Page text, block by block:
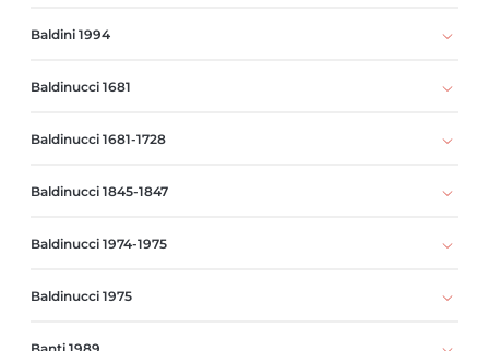
Baldini 1994
Baldinucci 1681
Baldinucci 1681-1728
Baldinucci 1845-1847
Baldinucci 1974-1975
Baldinucci 1975